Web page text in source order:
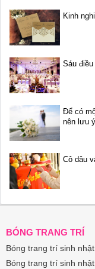
Kinh
Sáu
Để có
nên lưu ý
Cô dâu
BÓNG TRANG TRÍ
Bóng trang trí sinh
Bóng trang trí sinh